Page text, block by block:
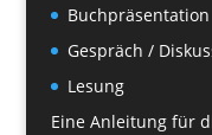
Buchpräsentation
Gespräch /
Lesung
Eine Anleitung für